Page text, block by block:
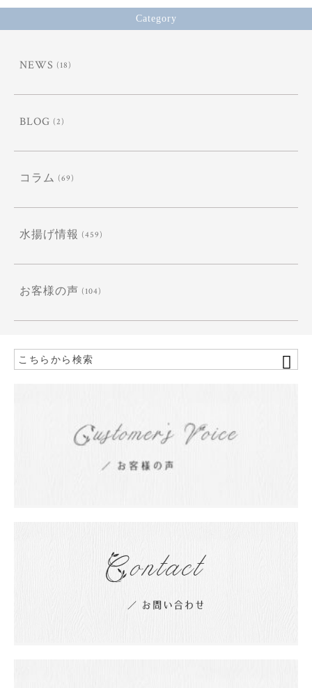
Category
NEWS (18)
BLOG (2)
コラム (69)
水揚げ情報 (459)
お客様の声 (104)